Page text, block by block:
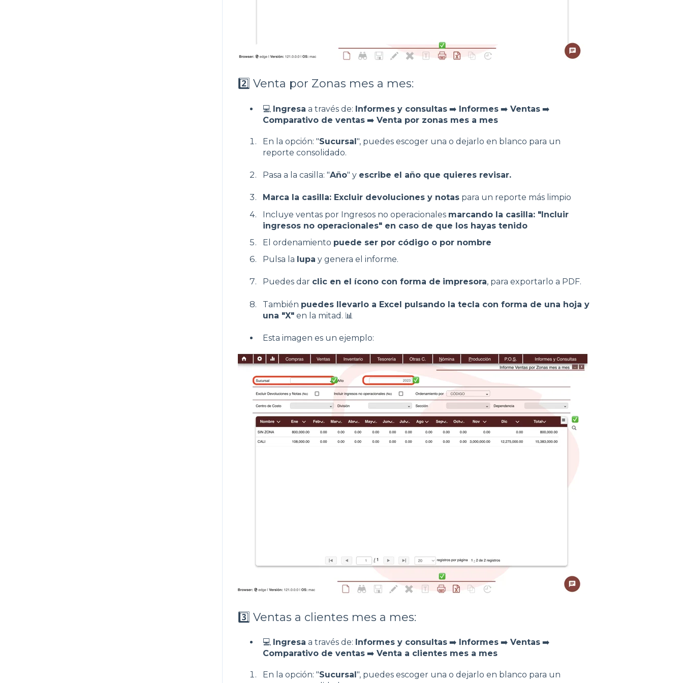
2️⃣ Venta por Zonas mes a mes:
💻 Ingresa a través de: Informes y consultas➡️ Informes➡️ Ventas➡️
Comparativo de ventas➡️ Venta por zonas mes a mes
En la opción: "Sucursal", puedes escoger una o dejarlo en blanco para un
reporte consolidado.
Pasa a la casilla: "Año" y escribe el año que quieres revisar.
Marca la casilla: Excluir devoluciones y notaspara un reporte más limpio
Incluye ventas por Ingresos no operacionales marcando la casilla: "Incluir
ingresos no operacionales" en caso de que los hayas tenido
El ordenamiento puede ser por código o por nombre
Pulsa la lupa y genera el informe.
Puedes dar clic en el ícono con forma de impresora, para exportarlo a PDF.
También puedes llevarlo a Excel pulsando la tecla con forma de una hoja y
una "X"en la mitad. 📊
Esta imagen es un ejemplo:
3️⃣ Ventas a clientes mes a mes:
💻 Ingresa a través de: Informes y consultas➡️ Informes➡️ Ventas➡️
Comparativo de ventas➡️ Venta a clientes mes a mes
En la opción: "Sucursal", puedes escoger una o dejarlo en blanco para un